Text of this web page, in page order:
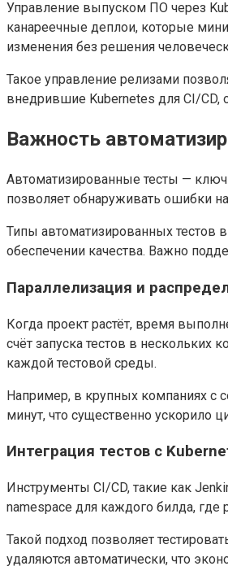
Управление выпуском ПО через
канареечные деплои, которые
изменения без решения
Такое управление релизами
внедрившие Kubernetes для CI/CD,
Важность
Автоматизированные тесты — ключ
позволяет обнаруживать ошибки
Типы автоматизированных тестов
обеспечении качества. Важно
Параллелизация и
Когда проект растёт, время
счёт запуска тестов в нескольких
каждой тестовой среды.
Например, в крупных компаниях с
минут, что существенно ускорило
Интеграция тестов с
Инструменты CI/CD, такие как
namespace для каждого билда, где
Такой подход позволяет
удаляются автоматически, что